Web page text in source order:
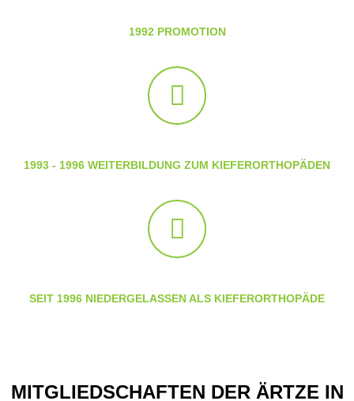
1992 PROMOTION
1993 - 1996 WEITERBILDUNG ZUM KIEFERORTHOPÄDEN
SEIT 1996 NIEDERGELASSEN ALS KIEFERORTHOPÄDE
MITGLIEDSCHAFTEN DER ÄRTZE IN